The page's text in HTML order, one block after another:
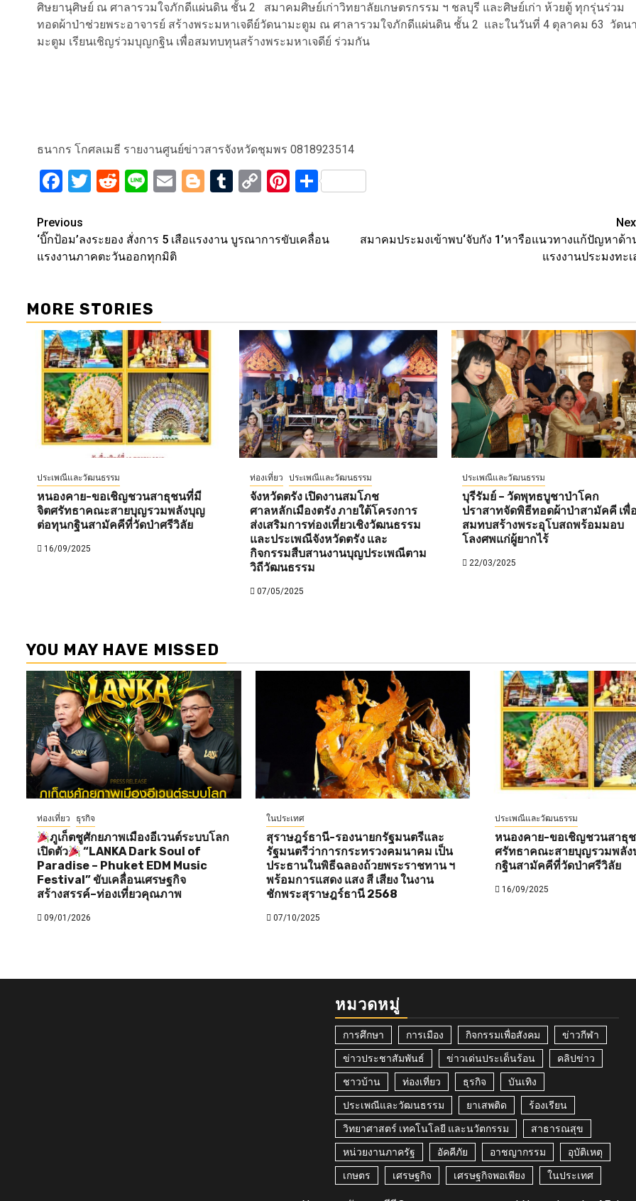
ศิษยานุศิษย์ ณ ศาลารวมใจภักดีแผ่นดิน ชั้น 2 สมาคมศิษย์เก่าวิทยาลัยเกษตรกรรม ฯ ชลบุรี และศิษย์เก่า ห้วยตู้ ทุกรุ่นร่วม
ทอดผ้าป่าช่วยพระอาจารย์ สร้างพระมหาเจดีย์วัดนามะตูม ณ ศาลารวมใจภักดีแผ่นดิน ชั้น 2 และในวันที่ 4 ตุลาคม 63 วัดน
มะตูม เรียนเชิญร่วมบุญกฐิน เพื่อสมทบทุนสร้างพระมหาเจดีย์ ร่วมกัน
ธนากร โกศลเมธี รายงานศูนย์ข่าวสารจังหวัดชุมพร 0818923514
Facebook
Twitter
Reddit
LineEmailBlogger
Tumblr
CopyPinterest
Share
Post
navigation
Previous
‘บิ๊กป้อม’ลงระยอง สั่งการ 5 เสือแรงงาน บูรณาการขับเคลื่อน
แรงงานภาคตะวันออกทุกมิติ
สมาคมประมงเข้าพบ‘จับกัง 1’หารือแนวทางแก้ปัญหาด้า
แรงงานประมงทะเ
MORE STORIES
ประเพณีและวัฒนธรรม
หนองคาย-ขอเชิญชวนสาธุชนที่มี
จิตศรัทธาคณะสายบุญรวมพลังบุญ
ต่อทุนกฐินสามัคคีที่วัดป่าศรีวิลัย
16/09/2025
ท่องเที่ยว ประเพณีและวัฒนธรรม
จังหวัดตรัง เปิดงานสมโภช
ศาลหลักเมืองตรัง ภายใต้โครงการ
ส่งเสริมการท่องเที่ยวเชิงวัฒนธรรม
และประเพณีจังหวัดตรัง และ
กิจกรรมสืบสานงานบุญประเพณีตาม
วิถีวัฒนธรรม
07/05/2025
ประเพณีและวัฒนธรรม
บุรีรัมย์ – วัดพุทธบูชาป่าโคก
ปราสาทจัดพิธีทอดผ้าป่าสามัคคี เพื่
สมทบสร้างพระอุโบสถพร้อมมอบ
โลงศพแก่ผู้ยากไร้
22/03/2025
YOU MAY HAVE MISSED
ท่องเที่ยว ธุรกิจ
ภูเก็ตชูศักยภาพเมืองอีเวนต์ระบบโลก
เปิดตัว
“LANKA Dark Soul of
Paradise – Phuket EDM Music
Festival” ขับเคลื่อนเศรษฐกิจ
สร้างสรรค์–ท่องเที่ยวคุณภาพ
09/01/2026
ในประเทศ
สุราษฎร์ธานี-รองนายกรัฐมนตรีและ
รัฐมนตรีว่าการกระทรวงคมนาคม เป็น
ประธานในพิธีฉลองถ้วยพระราชทาน ฯ
พร้อมการแสดง แสง สี เสียง ในงาน
ชักพระสุราษฎร์ธานี 2568
07/10/2025
ประเพณีและวัฒนธรรม
หนองคาย-ขอเชิญชวนสาธุ
ศรัทธาคณะสายบุญรวมพลั
กฐินสามัคคีที่วัดป่าศรีวิลัย
16/09/2025
หมวดหมู่
การศึกษา การเมือง กิจกรรมเพื่อสังคม ข่าวกีฬา
ข่าวประชาสัมพันธ์ ข่าวเด่นประเด็นร้อน คลิปข่าว
ชาวบ้าน ท่องเที่ยว ธุรกิจ บันเทิง
ประเพณีและวัฒนธรรม ยาเสพติด ร้องเรียน
วิทยาศาสตร์ เทคโนโลยี และนวัตกรรม สาธารณสุข
หน่วยงานภาครัฐ อัคคีภัย อาชญากรรม อุบัติเหตุ
เกษตร เศรษฐกิจ เศรษฐกิจพอเพียง ในประเทศ